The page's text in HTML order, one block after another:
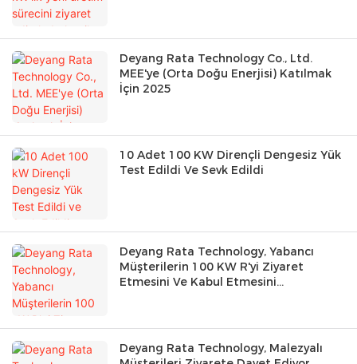
Deyang Rata Technology Co., Ltd.
MEE'ye (Orta Doğu Enerjisi) Katılmak
İçin 2025
10 Adet 100 KW Dirençli Dengesiz Yük
Test Edildi Ve Sevk Edildi
Deyang Rata Technology, Yabancı
Müşterilerin 100 KW R'yi Ziyaret
Etmesini Ve Kabul Etmesini
Deyang Rata Technology, Malezyalı